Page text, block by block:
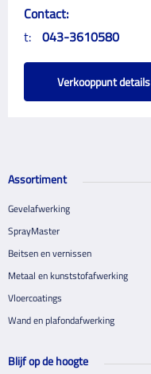
Contact:
t: 043-3610580
Verkooppunt details
Assortiment
Gevelafwerking
SprayMaster
Beitsen en vernissen
Metaal en kunststofafwerking
Vloercoatings
Wand en plafondafwerking
Blijf op de hoogte